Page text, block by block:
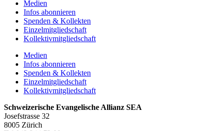
Medien
Infos abonnieren
Spenden & Kollekten
Einzelmitgliedschaft
Kollektivmitgliedschaft
Medien
Infos abonnieren
Spenden & Kollekten
Einzelmitgliedschaft
Kollektivmitgliedschaft
Schweizerische Evangelische Allianz SEA
Josefstrasse 32
8005 Zürich